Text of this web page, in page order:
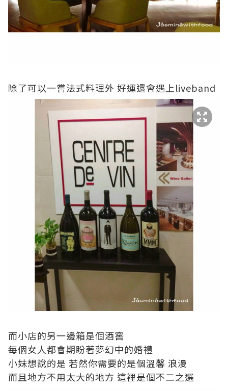
除了可以一嘗法式料理外 好運還會遇上liveband
而小店的另一邊箱是個酒窖
每個女人都會期盼著夢幻中的婚禮
小妹想說的是 若然你需要的是個溫馨 浪漫
而且地方不用太大的地方 這裡是個不二之選